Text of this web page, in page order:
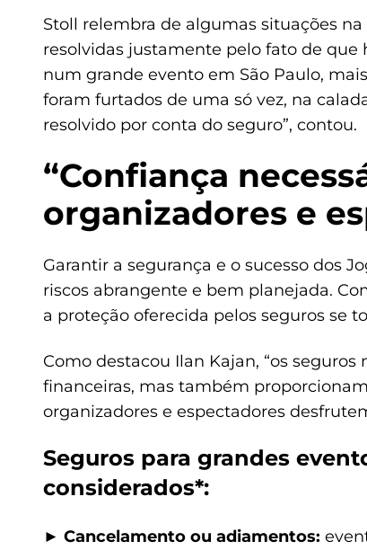
Stoll relembra de algumas situações
resolvidas justamente pelo fato de que
num grande evento em São Paulo,
foram furtados de uma só vez, na
resolvido por conta do seguro”, contou.
“Confiança
organizadores e
Garantir a segurança e o sucesso dos
riscos abrangente e bem planejada.
a proteção oferecida pelos seguros se
Como destacou Ilan Kajan, “os
financeiras, mas também
organizadores e espectadores
Seguros para grandes
considerados*:
► Cancelamento ou adiamentos: